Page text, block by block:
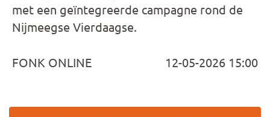
met een geïntegreerde campagne rond de
Nijmeegse Vierdaagse.
FONK ONLINE 12-05-2026 15:00